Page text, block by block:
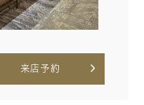
来店予約